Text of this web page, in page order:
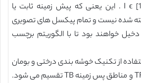
…,zn,…,zN}} و I ϵ [1,…,N] . این یعنی که پیش زمینه ثابت یا
شده نیست و تمام پیکسل های تصویری
خواهند بود تا با الگوریتم برچسب
با استفاده از تکنیک خوشه بندی درختی و بومان
ابتدا به دو پیش زمینه TF و مناطق پس زمینه TB تقسیم می شود.